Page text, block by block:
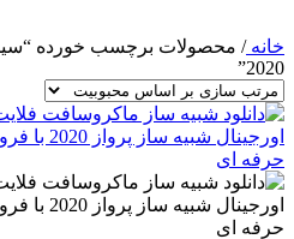
خانه/ محصولات برچسب خورده
2020”